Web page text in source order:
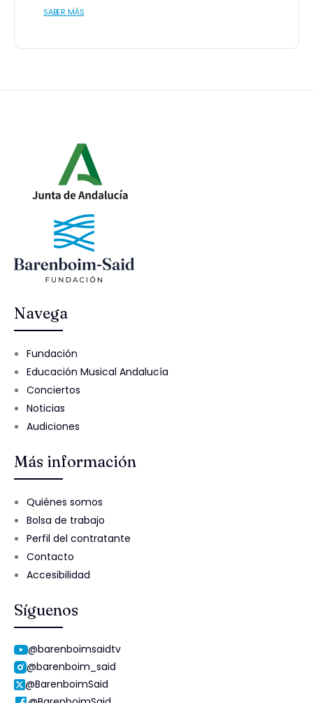
SABER MÁS
Navega
Fundación
Educación Musical Andalucía
Conciertos
Noticias
Audiciones
Más información
Quiénes somos
Bolsa de trabajo
Perfil del contratante
Contacto
Accesibilidad
Síguenos
@barenboimsaidtv
@barenboim_said
@BarenboimSaid